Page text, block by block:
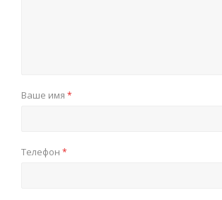
Ваше имя *
Телефон *